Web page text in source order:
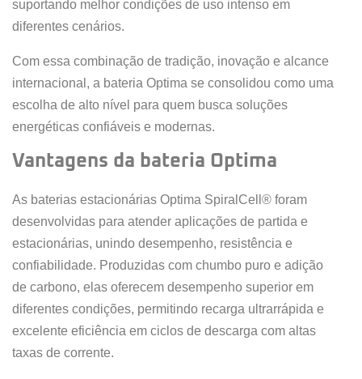
suportando melhor condições de uso intenso em
diferentes cenários.
Com essa combinação de tradição, inovação e alcance
internacional, a bateria Optima se consolidou como uma
escolha de alto nível para quem busca soluções
energéticas confiáveis e modernas.
Vantagens da bateria Optima
As baterias estacionárias Optima SpiralCell® foram
desenvolvidas para atender aplicações de partida e
estacionárias, unindo desempenho, resistência e
confiabilidade. Produzidas com chumbo puro e adição
de carbono, elas oferecem desempenho superior em
diferentes condições, permitindo recarga ultrarrápida e
excelente eficiência em ciclos de descarga com altas
taxas de corrente.